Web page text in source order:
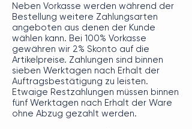
Neben Vorkasse werden während der
Bestellung weitere Zahlungsarten
angeboten aus denen der Kunde
wählen kann. Bei 100% Vorkasse
gewähren wir 2% Skonto auf die
Artikelpreise. Zahlungen sind binnen
sieben Werktagen nach Erhalt der
Auftragsbestätigung zu leisten.
Etwaige Restzahlungen müssen binnen
fünf Werktagen nach Erhalt der Ware
ohne Abzug gezahlt werden.